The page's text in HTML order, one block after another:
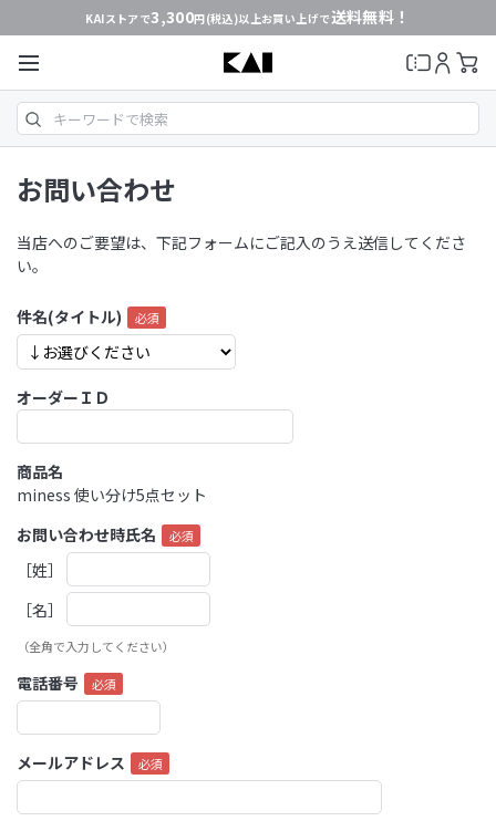
KAIストアで3,300円(税込)以上お買い上げで送料無料！
お問い合わせ
当店へのご要望は、下記フォームにご記入のうえ送信してくださ
い。
件名(タイトル)
オーダーＩＤ
商品名
miness 使い分け5点セット
お問い合わせ時氏名
［姓］
［名］
（全角で入力してください）
電話番号
メールアドレス